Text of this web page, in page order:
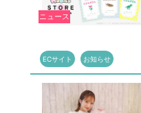
ニュース
ECサイト お知らせ